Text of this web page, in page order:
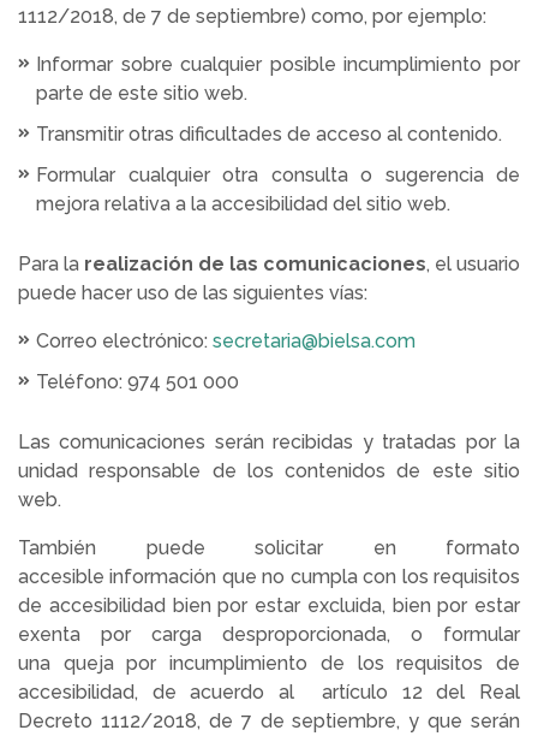
1112/2018, de 7 de septiembre) como, por ejemplo:
Informar sobre cualquier posible incumplimiento por
parte de este sitio web.
Transmitir otras dificultades de acceso al contenido.
Formular cualquier otra consulta o sugerencia de
mejora relativa a la accesibilidad del sitio web.
Para la realización de las comunicaciones, el usuario
puede hacer uso de las siguientes vías:
Correo electrónico: secretaria@bielsa.com
Teléfono: 974 501 000
Las comunicaciones serán recibidas y tratadas por la
unidad responsable de los contenidos de este sitio
web.
También puede solicitar en formato
accesible información que no cumpla con los requisitos
de accesibilidad bien por estar excluida, bien por estar
exenta por carga desproporcionada, o formular
una queja por incumplimiento de los requisitos de
accesibilidad, de acuerdo al artículo 12 del Real
Decreto 1112/2018, de 7 de septiembre, y que serán